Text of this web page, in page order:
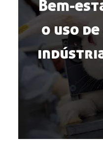
Bem-
o uso